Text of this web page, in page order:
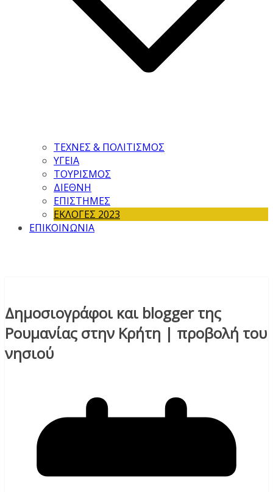
ΤΕΧΝΕΣ & ΠΟΛΙΤΙΣΜΟΣ
ΥΓΕΙΑ
ΤΟΥΡΙΣΜΟΣ
ΔΙΕΘΝΗ
ΕΠΙΣΤΗΜΕΣ
ΕΚΛΟΓΕΣ 2023
ΕΠΙΚΟΙΝΩΝΙΑ
Δημοσιογράφοι και blogger της
Ρουμανίας στην Κρήτη | προβολή του
νησιού